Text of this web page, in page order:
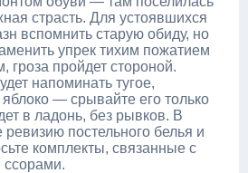
страсть. Для устоявшихся
вспомнить старую обиду, но
упрек тихим пожатием
гроза пройдет стороной.
напоминать тугое,
— срывайте его только
в ладонь, без рывков. В
постельного белья и
комплекты, связанные с
ссорами.